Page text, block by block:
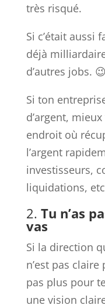
très risqué.
Si c’était aussi
déjà
d’autres jobs. 😉
Si ton
d’argent,
endroit où
l’argent
investisseurs,
liquidations,
2. Tu n’as
vas
Si la direction
n’est pas
pas plus pour
une vision